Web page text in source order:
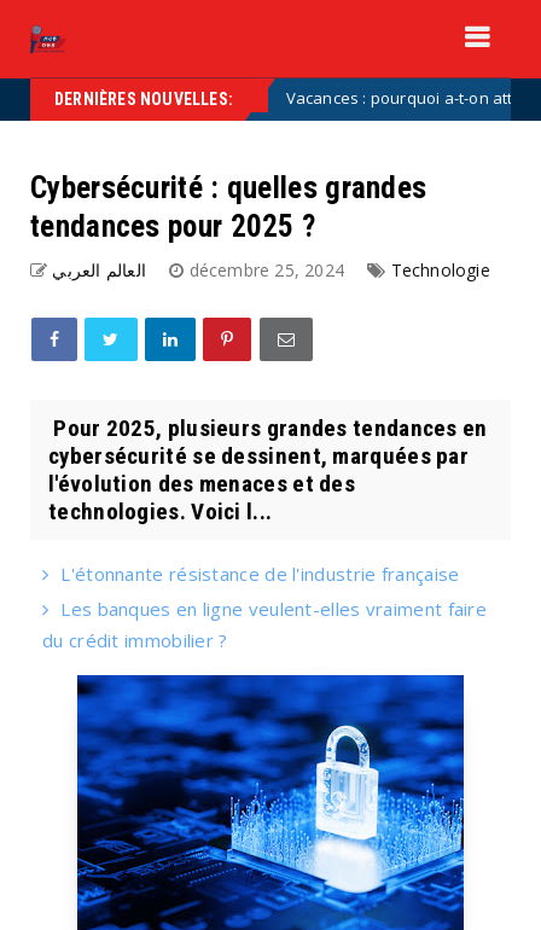
DERNIÈRES NOUVELLES:
Uncategorized Vacances : pourquoi a-t-on attendu aussi
Cybersécurité : quelles grandes
tendances pour 2025 ?
العالم العربي décembre 25, 2024 Technologie
Pour 2025, plusieurs grandes tendances en
cybersécurité se dessinent, marquées par
l'évolution des menaces et des
technologies. Voici l...
L'étonnante résistance de l'industrie française
Les banques en ligne veulent-elles vraiment faire
du crédit immobilier ?